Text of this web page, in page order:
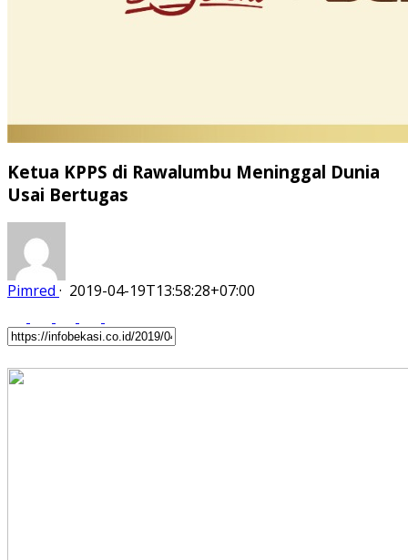
Ketua KPPS di Rawalumbu Meninggal Dunia
Usai Bertugas
Pimred · 2019-04-19T13:58:28+07:00